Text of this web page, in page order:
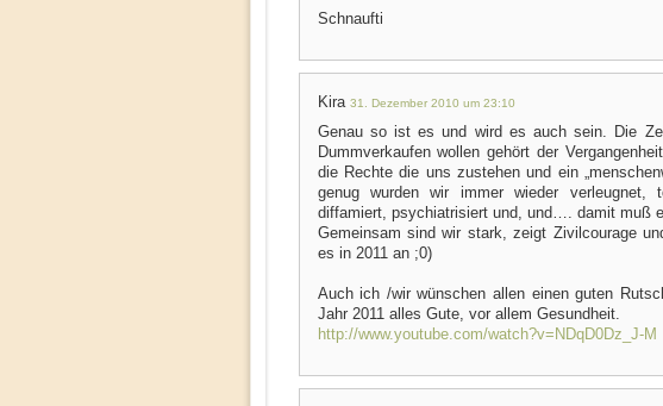
Schnaufti
Kira 31. Dezember 2010 um 23:10
Genau so ist es und wird es auch sein. Die
Dummverkaufen wollen gehört der
die Rechte die uns zustehen und ein
genug wurden wir immer wieder verleugnet,
diffamiert, psychiatrisiert und, und…. damit muß
Gemeinsam sind wir stark, zeigt Zivilcourage
es in 2011 an ;0)
Auch ich /wir wünschen allen einen guten
Jahr 2011 alles Gute, vor allem Gesundheit.
http://www.youtube.com/watch?v=NDqD0Dz_J-M